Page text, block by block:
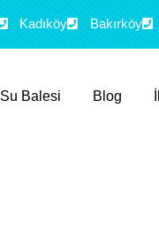
Kadıköy Bakırköy
Su Balesi Blog